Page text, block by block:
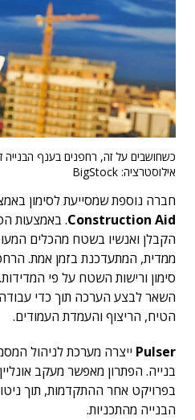
כשחושבים על זה, רחפנים בענף
אילוסטרציה: BigStock
חברה נוספת שמסייעת לסימון
Construction Aid. באמצעות
הקבלן ואנשיו בשטח מהכלים
ממדית, המתעדכנת בזמן אמת.
סימון ורישות השטח על פי
השאר לבצע הערכה תוך כדי
הטיח, הריצוף והעמדת העמודים.
Pulser ייצרה מערכת לניהול
בנייה. הפתרון מאפשר מעקב
בפרויקט אחר ההתקדמות, תוך
הבנייה מהתכניות.